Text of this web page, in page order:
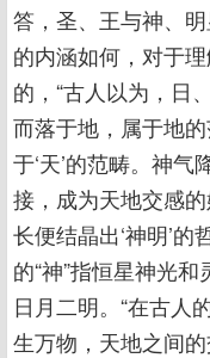
答，圣、王与神、
的内涵如何，对于
的，“古人以为，日
而落于地，属于地
于‘天’的范畴。神气
接，成为天地交感
长便结晶出‘神明’
的“神”指恒星神光
日月二明。“在古人
生万物，天地之间